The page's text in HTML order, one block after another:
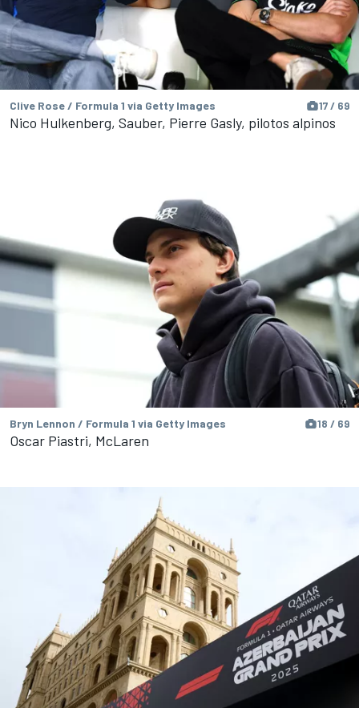
Clive Rose / Formula 1 via Getty Images 17 / 69
Nico Hulkenberg, Sauber, Pierre Gasly, pilotos alpinos
Bryn Lennon / Formula 1 via Getty Images 18 / 69
Oscar Piastri, McLaren